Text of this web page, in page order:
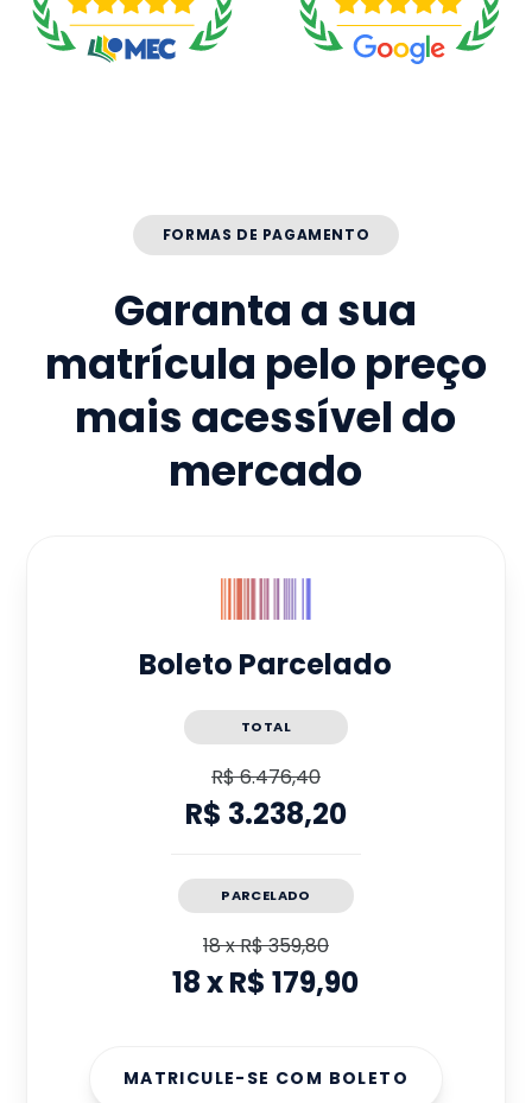
FORMAS DE PAGAMENTO
Garanta a sua
matrícula pelo preço
mais acessível do
mercado
Boleto Parcelado
TOTAL
R$ 6.476,40
R$ 3.238,20
PARCELADO
18xR$ 359,80
18xR$ 179,90
MATRICULE-SE COM BOLETO